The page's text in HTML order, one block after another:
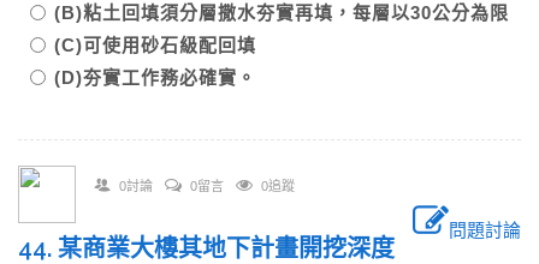
(B)粘土回填須分層撒水夯實再填，每層以30公分為限
(C)可使用砂石級配回填
(D)夯實工作務必確實。
0討論 0留言 0追蹤
問題討論
44. 某商業大樓其地下計畫開挖深度